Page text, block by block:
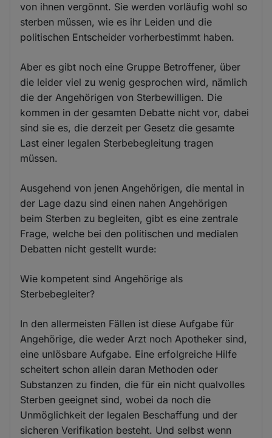
von ihnen vergönnt. Sie werden vorläufig wohl so
sterben müssen, wie es ihr Leiden und die
politischen Entscheider vorherbestimmt haben.
Aber es gibt noch eine Gruppe Betroffener, über
die leider viel zu wenig gesprochen wird, nämlich
die der Angehörigen von Sterbewilligen. Die
kommen in der gesamten Debatte nicht vor, dabei
sind sie es, die derzeit per Gesetz die gesamte
Last einer legalen Sterbebegleitung tragen
müssen.
Ausgehend von jenen Angehörigen, die mental in
der Lage dazu sind einen nahen Angehörigen
beim Sterben zu begleiten, gibt es eine zentrale
Frage, welche bei den politischen und medialen
Debatten nicht gestellt wurde:
Wie kompetent sind Angehörige als
Sterbebegleiter?
In den allermeisten Fällen ist diese Aufgabe für
Angehörige, die weder Arzt noch Apotheker sind,
eine unlösbare Aufgabe. Eine erfolgreiche Hilfe
scheitert schon allein daran Methoden oder
Substanzen zu finden, die für ein nicht qualvolles
Sterben geeignet sind, wobei da noch die
Unmöglichkeit der legalen Beschaffung und der
sicheren Verifikation besteht. Und selbst wenn